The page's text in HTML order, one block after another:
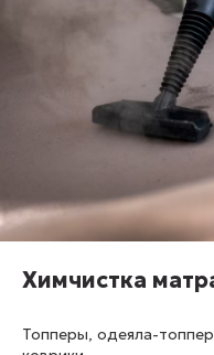
Химчистка
Топперы, одеяла-